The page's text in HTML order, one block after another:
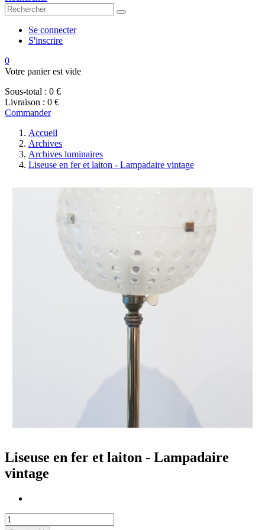
Se connecter
S'inscrire
0
Votre panier est vide
Sous-total : 0 €
Livraison : 0 €
Commander
Accueil
Archives
Archives luminaires
Liseuse en fer et laiton - Lampadaire vintage
Liseuse en fer et laiton - Lampadaire
vintage